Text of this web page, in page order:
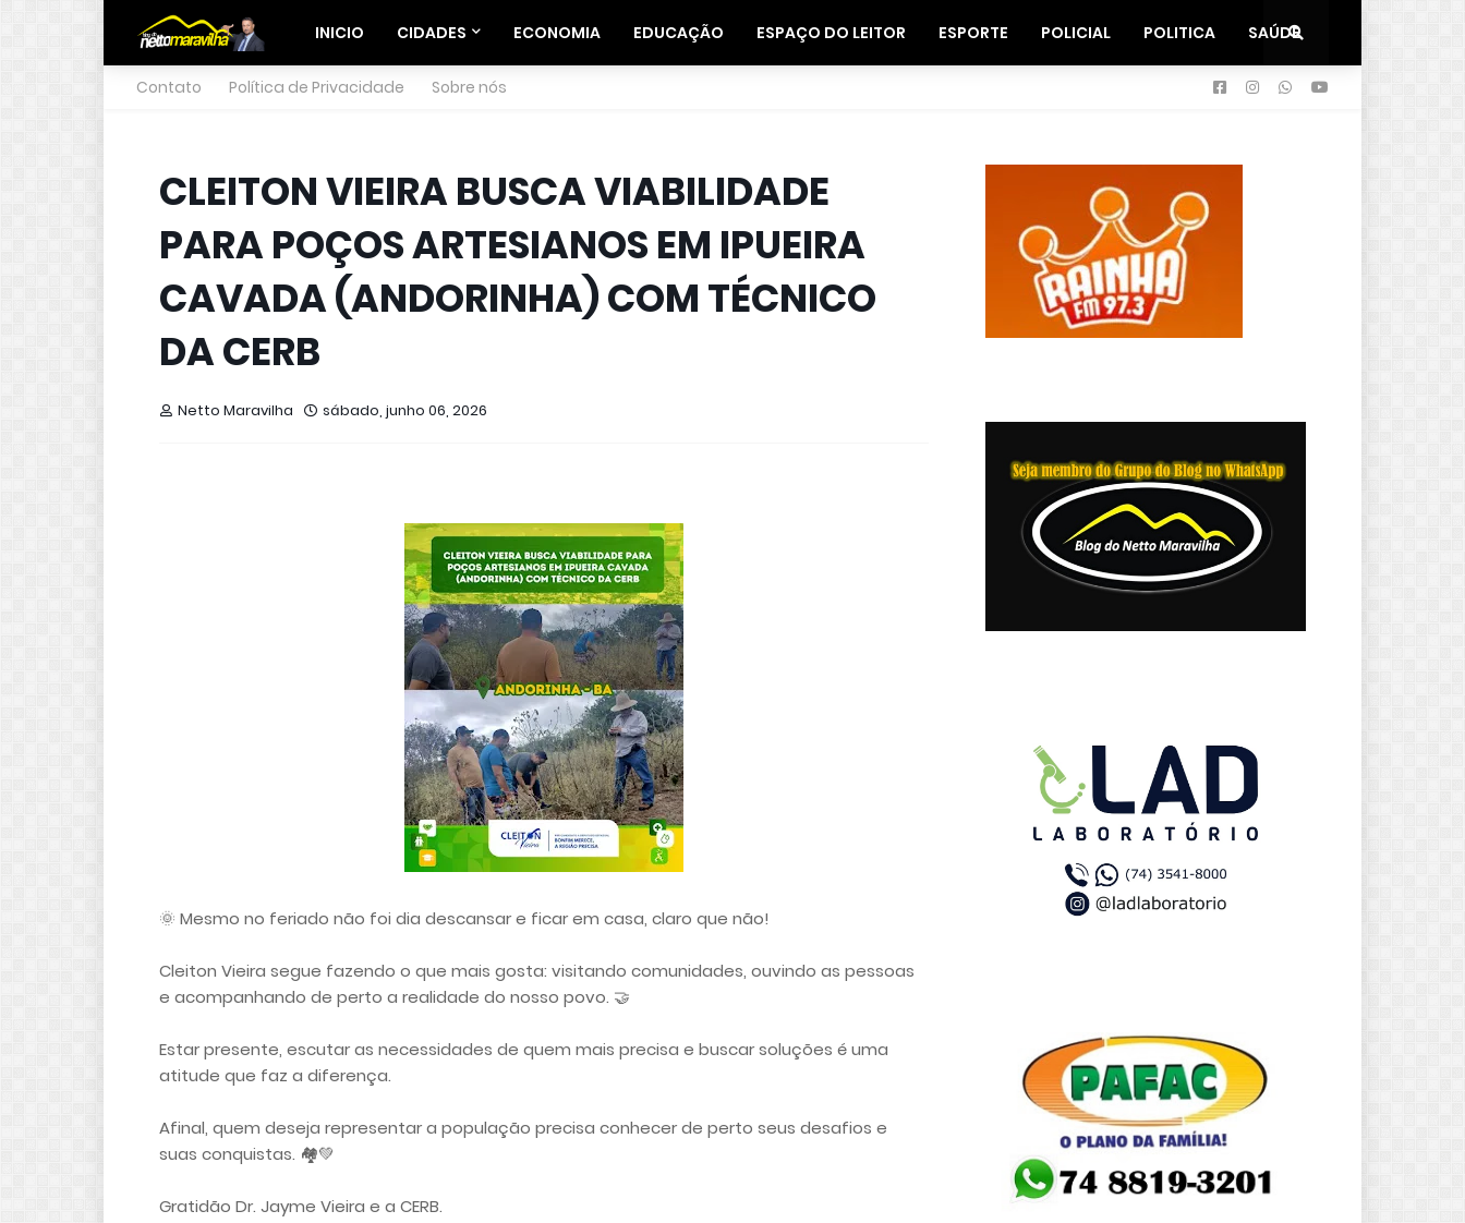
INICIO CIDADES ECONOMIA EDUCAÇÃO ESPAÇO DO LEITOR ESPORTE POLICIAL POLITICA SAÚDE
Contato Política de Privacidade Sobre nós
CLEITON VIEIRA BUSCA VIABILIDADE
PARA POÇOS ARTESIANOS EM IPUEIRA
CAVADA (ANDORINHA) COM TÉCNICO
DA CERB
Netto Maravilha sábado, junho 06, 2026
🌞 Mesmo no feriado não foi dia descansar e ficar em casa, claro que não!
Cleiton Vieira segue fazendo o que mais gosta: visitando comunidades, ouvindo as pessoas
e acompanhando de perto a realidade do nosso povo. 🤝
Estar presente, escutar as necessidades de quem mais precisa e buscar soluções é uma
atitude que faz a diferença.
Afinal, quem deseja representar a população precisa conhecer de perto seus desafios e
suas conquistas. 🏘️💚
Gratidão Dr. Jayme Vieira e a CERB.